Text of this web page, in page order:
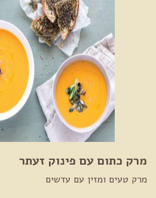
מרק כתום עם פינוק זעתר
מרק טעים ומזין עם עדשים